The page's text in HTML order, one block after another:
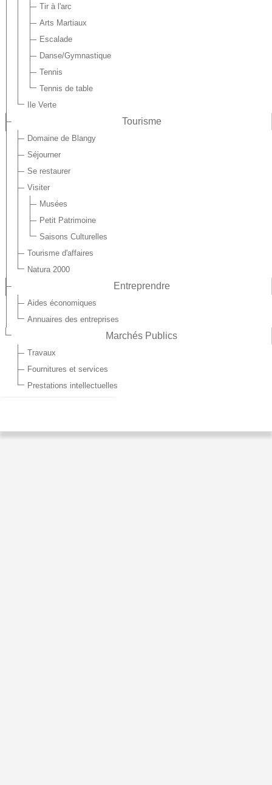
Tir à l'arc
Arts Martiaux
Escalade
Danse/Gymnastique
Tennis
Tennis de table
Ile Verte
Tourisme
Domaine de Blangy
Séjourner
Se restaurer
Visiter
Musées
Petit Patrimoine
Saisons Culturelles
Tourisme d'affaires
Natura 2000
Entreprendre
Aides économiques
Annuaires des entreprises
Marchés Publics
Travaux
Fournitures et services
Prestations intellectuelles